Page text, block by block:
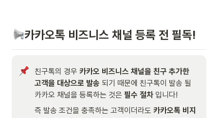
카카오톡 비즈니스 채널 등록 전 필독!
친구톡의 경우 카카오 비즈니스 채널을 친구 추가한
고객을 대상으로 발송 되기 때문에 친구톡이 발송 될
카카오 채널을 등록하는 것은 필수 절차 입니다!
즉 발송 조건을 충족하는 고객이더라도 카카오톡 비지